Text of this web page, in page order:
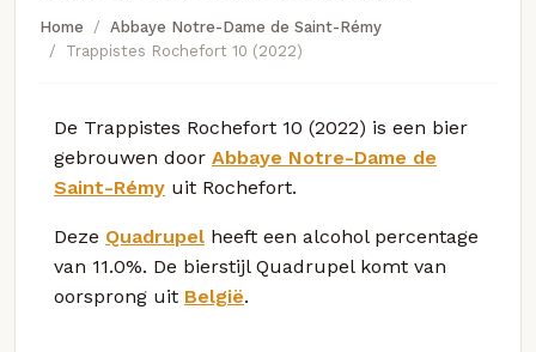
Home
Abbaye Notre-Dame de Saint-Rémy
Trappistes Rochefort 10 (2022)
De Trappistes Rochefort 10 (2022) is een bier
gebrouwen door Abbaye Notre-Dame de
Saint-Rémy uit Rochefort.
Deze Quadrupel heeft een alcohol percentage
van 11.0%. De bierstijl Quadrupel komt van
oorsprong uit België.